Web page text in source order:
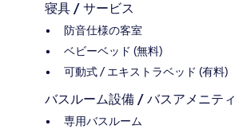
寝具 / サービス
防音仕様の客室
ベビーベッド (無料)
可動式 / エキストラベッド (有料)
バスルーム設備 / バスアメニティ
専用バスルーム